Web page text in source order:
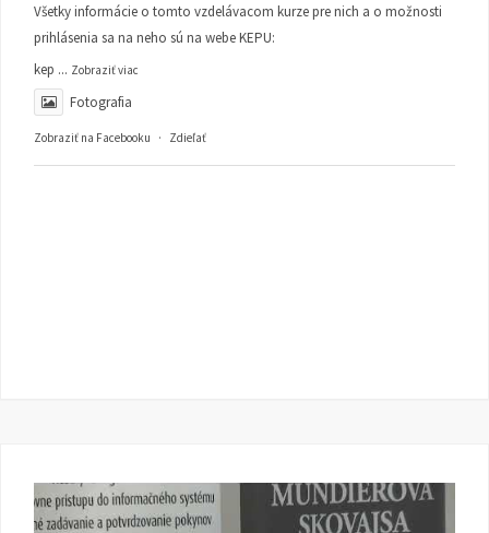
Všetky informácie o tomto vzdelávacom kurze pre nich a o možnosti
prihlásenia sa na neho sú na webe KEPU:
kep ... Zobraziť viac
Fotografia
Zobraziť na Facebooku · Zdieľať